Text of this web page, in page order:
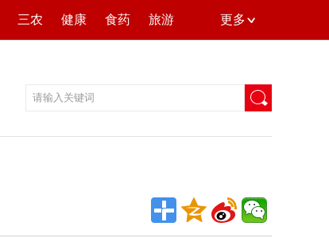
三农 健康 食药 旅游 更多